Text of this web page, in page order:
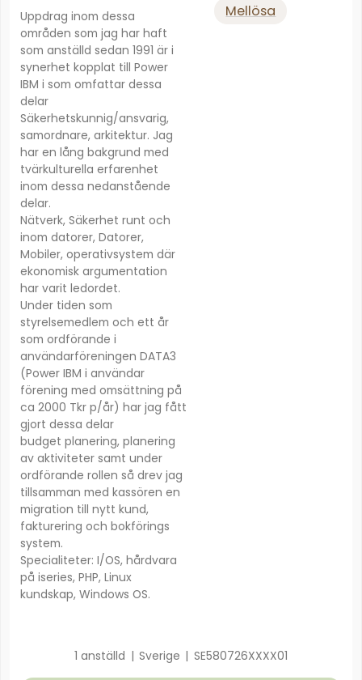
Uppdrag inom dessa
områden som jag har haft
som anställd sedan 1991 är i
synerhet kopplat till Power
IBM i som omfattar dessa
delar
Säkerhetskunnig/ansvarig,
samordnare, arkitektur. Jag
har en lång bakgrund med
tvärkulturella erfarenhet
inom dessa nedanstående
delar.
Nätverk, Säkerhet runt och
inom datorer, Datorer,
Mobiler, operativsystem där
ekonomisk argumentation
har varit ledordet.
Under tiden som
styrelsemedlem och ett år
som ordförande i
användarföreningen DATA3
(Power IBM i användar
förening med omsättning på
ca 2000 Tkr p/år) har jag fått
gjort dessa delar
budget planering, planering
av aktiviteter samt under
ordförande rollen så drev jag
tillsamman med kassören en
migration till nytt kund,
fakturering och bokförings
system.
Specialiteter: I/OS, hårdvara
på iseries, PHP, Linux
kundskap, Windows OS.
Mellösa
1 anställd | Sverige | SE580726XXXX01